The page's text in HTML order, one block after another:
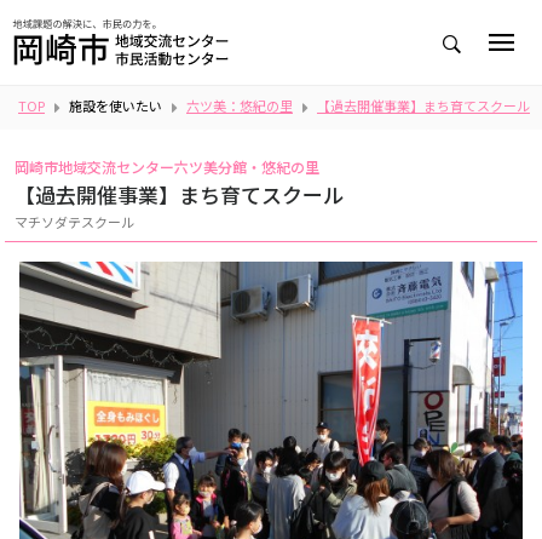
TOP 施設を使いたい 六ツ美：悠紀の里 【過去開催事業】まち育てスクール
岡崎市地域交流センター六ツ美分館・悠紀の里
【過去開催事業】まち育てスクール
マチソダテスクール